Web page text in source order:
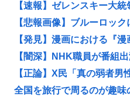
【速報】ゼレンスキー大
【悲報画像】ブルーロッ
【発見】漫画における『
【闇深】NHK職員が番組
【正論】X民「真の弱者男
全国を旅行で周るのが趣味